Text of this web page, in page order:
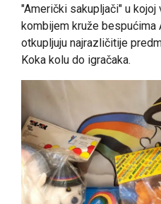
"Američki sakupljači" u
kombijem kruže bespućima
otkupljuju najrazličitije
Koka kolu do igračaka.